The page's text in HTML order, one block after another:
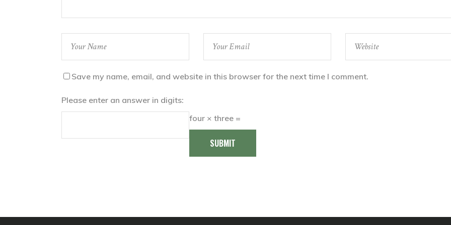
Save my name, email, and website in this browser for the next time I comment.
Please enter an answer in digits:
four × three =
SUBMIT